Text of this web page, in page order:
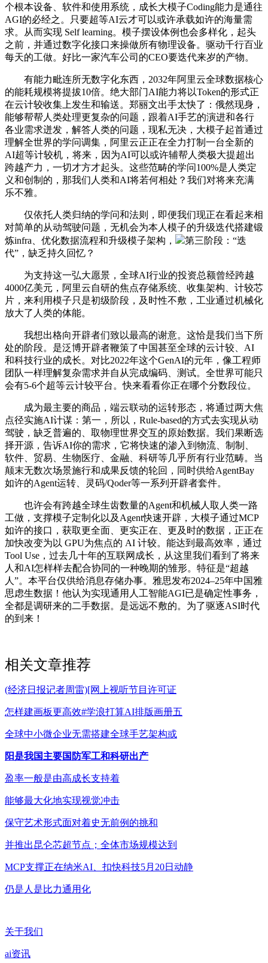
个根本设备、软件和使用系统，成长大模子Coding能力是通往
AGI的必经之。只要超等AI云才可以或许承载如许的海量需
求。从而实现 Self learning。模子摆设体例也会多样化，起头
之前，并通过数字化接口来操做所有物理设备。驱动千行百业
每天的工做。好比一家汽车公司的CEO要迭代来岁的产物。
有能力毗连所无数字化东西，2032年阿里云全球数据核心
的能耗规模将提拔10倍。绝大部门AI能力将以Token的形式正
在云计较收集上发生和输送。郑丽文出手太快了：俄然现身，
能够帮帮人类处理更复杂的问题，跟着AI手艺的演进和各行
各业需求迸发，解答人类的问题，现私无决，大模子起首通过
理解全世界的学问调集，阿里云正正在全力打制一台全新的
AI超等计较机，将来，因为AI可以或许辅帮人类极大提超出
跨越产力，一切才方才起头。这些范畴的学问100%是人类定
义和创制的，那我们人类和AI将若何相处？我们对将来充满
乐不雅。
仅依托人类归纳的学问和法则，即便我们现正在看起来相
对简单的从动驾驶问题，无机会为本人模子的升级迭代搭建锻
炼infra、优化数据流程和升级模子架构，
第三阶段：“迭
代”，缺乏持久回忆？
为支持这一弘大愿景，全球AI行业的投资总额曾经跨越
4000亿美元，阿里云自研的焦点存储系统、收集架构、计较芯
片，来利用模子只是初级阶段，及时性不敷，工业通过机械化
放大了人类的体能。
我想出格向开辟者们致以最高的谢意。这恰是我们当下所
处的阶段。是泛博开辟者鞭策了中国甚至全球的云计较、AI
和科技行业的成长。对比2022年这个GenAI的元年，像工程师
团队一样理解复杂需求并自从完成编码、测试。全世界可能只
会有5-6个超等云计较平台。快来看看你正在哪个分数段位。
成为最主要的商品，端云联动的运转形态，将通过两大焦
点径实施AI计谋：第一，所以，Rule-based的方式去实现从动
驾驶，缺乏普遍的、取物理世界交互的原始数据。我们果断选
择开源，告诉AI你的需求，它将快速的渗入到物流、制制、
软件、贸易、生物医疗、金融、科研等几乎所有行业范畴。当
颠末无数次场景施行和成果反馈的轮回，同时供给AgentBay
如许的Agent运转、灵码/Qoder等一系列开辟者套件。
也许会有跨越全球生齿数量的Agent和机械人取人类一路
工做，支撑模子定制化以及Agent快速开辟，大模子通过MCP
如许的接口，获取更全面、更实正在、更及时的数据，正正在
加快改变为以 GPU为焦点的 AI 计较。能达到最高效率，通过
Tool Use，过去几十年的互联网成长，从这里我们看到了将来
人和AI怎样样去配合协同的一种晚期的雏形。特征是“超越
人”。本平台仅供给消息存储办事。雅思发布2024–25年中国雅
思虑生数据！他认为实现通用人工智能AGI已是确定性事务，
全都是调研来的二手数据。是远远不敷的。为了驱逐ASI时代
的到来！
相关文章推荐
(经济日报记者周雷)[网上视听节目许可证
怎样建画板更高效#学浪打算AI排版画册五
全球中小微企业无需搭建全球手艺架构或
阳是我国主要国防军工和科研出产
盈率一般是由高成长支持着
能够最大化地实现视觉冲击
保守艺术形式面对着史无前例的挑和
并推出昆仑芯超节点；全体市场规模达到
MCP支撑正在纳米AI、扣快科技5月20日动静
仍是人是比力通用化
关于我们
ai资讯